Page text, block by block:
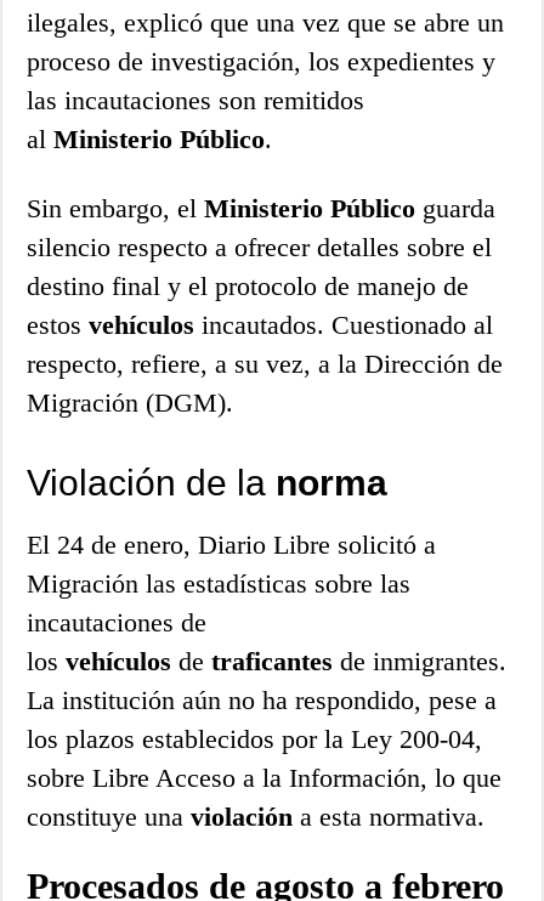
ilegales, explicó que una vez que se abre un
proceso de investigación, los expedientes y
las incautaciones son remitidos
alMinisterio Público.
Sin embargo, elMinisterio Público guarda
silencio respecto a ofrecer detalles sobre el
destino final y el protocolo de manejo de
estosvehículos incautados. Cuestionado al
respecto, refiere, a su vez, a la Dirección de
Migración (DGM).
Violación de la norma
El 24 de enero, Diario Libre solicitó a
Migración las estadísticas sobre las
incautaciones de
losvehículos detraficantes de inmigrantes.
La institución aún no ha respondido, pese a
los plazos establecidos por la Ley 200-04,
sobre Libre Acceso a la Información, lo que
constituye unaviolación a esta normativa.
Procesados de agosto a febrero